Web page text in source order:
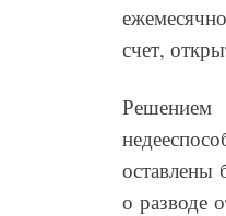
счет,
оставлены
о разводе